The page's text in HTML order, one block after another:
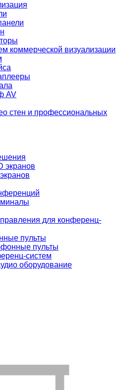
коммерческой визуализации
AV
стен и профессиональных
экранов
для конференц-
пульты
пульты
систем
оборудование